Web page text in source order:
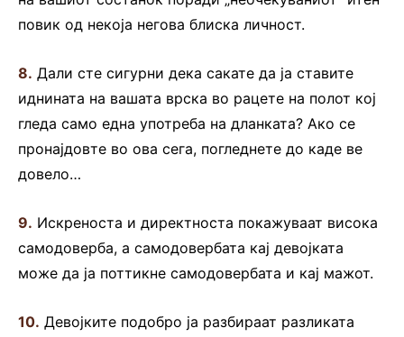
повик од некоја негова блиска личност.
8. Дали сте сигурни дека сакате да ја ставите
иднината на вашата врска во рацете на полот кој
гледа само една употреба на дланката? Ако се
пронајдовте во ова сега, погледнете до каде ве
довело…
9. Искреноста и директноста покажуваат висока
самодоверба, а самодовербата кај девојката
може да ја поттикне самодовербата и кај мажот.
10. Девојките подобро ја разбираат разликата